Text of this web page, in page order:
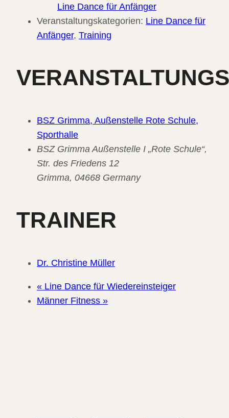
Line Dance für Anfänger
Veranstaltungskategorien: Line Dance für
Anfänger, Training
BSZ Grimma, Außenstelle Rote Schule,
Sporthalle
BSZ Grimma Außenstelle I „Rote Schule“,
Str. des Friedens 12
Grimma, 04668 Germany
TRAINER
Dr. Christine Müller
« Line Dance für Wiedereinsteiger
Männer Fitness »